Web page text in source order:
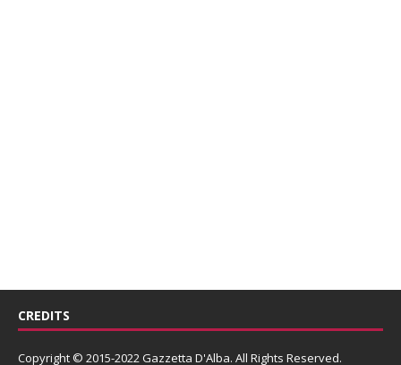
CREDITS
Copyright © 2015-2022 Gazzetta D'Alba. All Rights Reserved.